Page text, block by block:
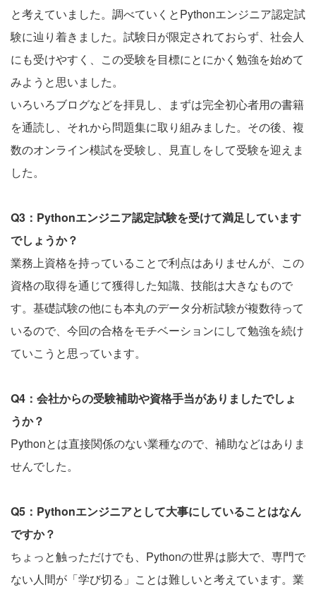
と考えていました。調べていくとPythonエンジニア認定試
験に辿り着きました。試験日が限定されておらず、社会人
にも受けやすく、この受験を目標にとにかく勉強を始めて
みようと思いました。
いろいろブログなどを拝見し、まずは完全初心者用の書籍
を通読し、それから問題集に取り組みました。その後、複
数のオンライン模試を受験し、見直しをして受験を迎えま
した。
Q3：Pythonエンジニア認定試験を受けて満足しています
でしょうか？
業務上資格を持っていることで利点はありませんが、この
資格の取得を通じて獲得した知識、技能は大きなもので
す。基礎試験の他にも本丸のデータ分析試験が複数待って
いるので、今回の合格をモチベーションにして勉強を続け
ていこうと思っています。
Q4：会社からの受験補助や資格手当がありましたでしょ
うか？
Pythonとは直接関係のない業種なので、補助などはありま
せんでした。
Q5：Pythonエンジニアとして大事にしていることはなん
ですか？
ちょっと触っただけでも、Pythonの世界は膨大で、専門で
ない人間が「学び切る」ことは難しいと考えています。業